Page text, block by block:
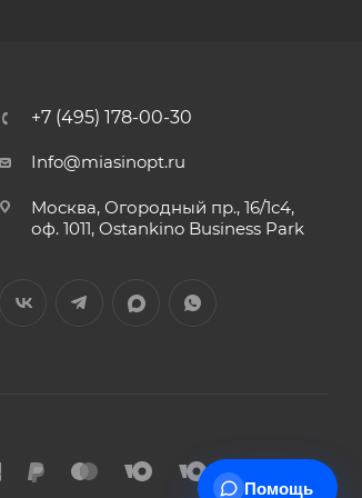
+7 (495) 178-00-30
Info@miasinopt.ru
Москва, Огородный пр., 16/1с4,
оф. 1011, Ostankino Business Park
Помощь